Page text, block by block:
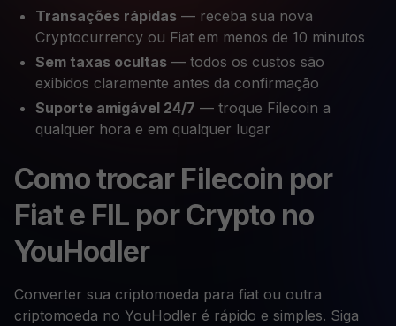
Transações rápidas — receba sua nova
Cryptocurrency ou Fiat em menos de 10 minutos
Sem taxas ocultas — todos os custos são
exibidos claramente antes da confirmação
Suporte amigável 24/7 — troque Filecoin a
qualquer hora e em qualquer lugar
Como trocar Filecoin por
Fiat e FIL por Crypto no
YouHodler
Converter sua criptomoeda para fiat ou outra
criptomoeda no YouHodler é rápido e simples. Siga